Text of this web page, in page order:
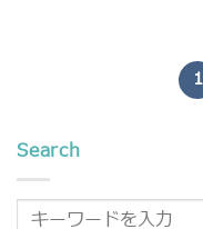
1
Search